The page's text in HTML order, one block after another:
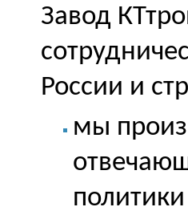
Завод
России и
мы